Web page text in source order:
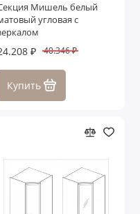
Мишель белый
угловая с
₽ 40.346 ₽
Купить